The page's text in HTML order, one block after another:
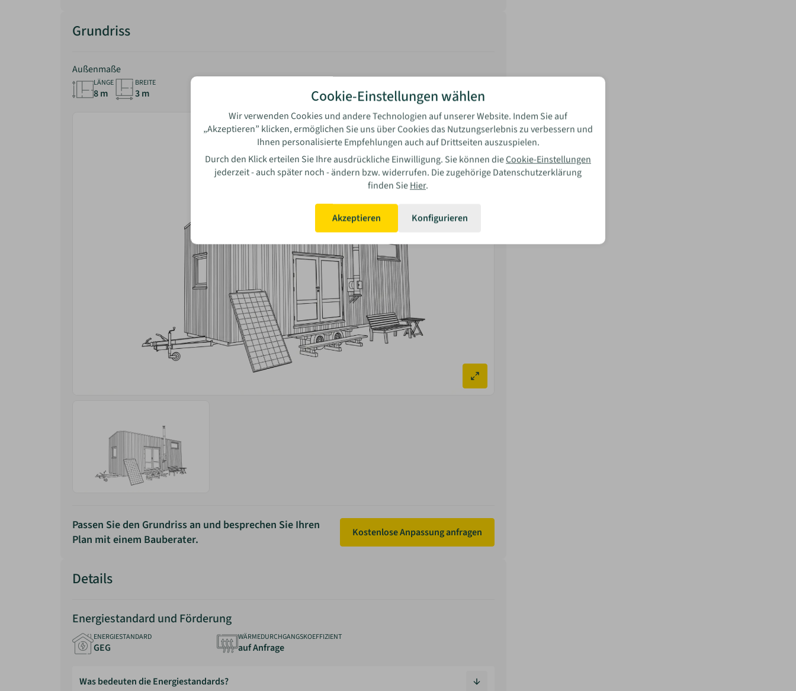
Grundriss
Außenmaße
LÄNGE
8 m
BREITE
3 m
Passen Sie den Grundriss an und besprechen Sie Ihren
Plan mit einem Bauberater.
Kostenlose Anpassung anfragen
Details
Energiestandard und Förderung
ENERGIESTANDARD
GEG
WÄRMEDURCHGANGSKOEFFIZIENT
auf Anfrage
Was bedeuten die Energiestandards?
E-Mail
Bewerten
Cookie-Einstellungen wählen
Wir verwenden Cookies und andere Technologien auf unserer Website. Indem Sie auf
„Akzeptieren” klicken, ermöglichen Sie uns über Cookies das Nutzungserlebnis zu verbessern und
Ihnen personalisierte Empfehlungen auch auf Drittseiten auszuspielen.
Durch den Klick erteilen Sie Ihre ausdrückliche Einwilligung. Sie können dieCookie-Einstellungen
jederzeit - auch später noch - ändern bzw. widerrufen. Die zugehörige Datenschutzerklärung
finden SieHier.
Akzeptieren Konfigurieren